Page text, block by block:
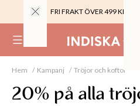
FRI FRAKT ÖVER 499 KR |
PANTS
Hem Kampanj Tröjor och koftor
20% på alla